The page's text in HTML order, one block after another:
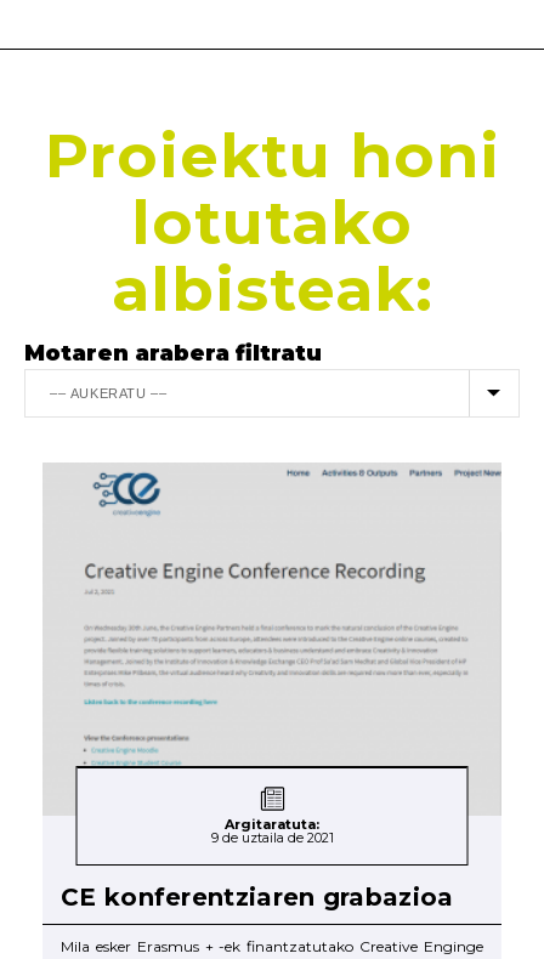
Proiektu honi
lotutako
albisteak:
Motaren arabera filtratu
Argitaratuta:
9 de uztaila de 2021
CE konferentziaren grabazioa
Mila esker Erasmus + -ek finantzatutako Creative Enginge